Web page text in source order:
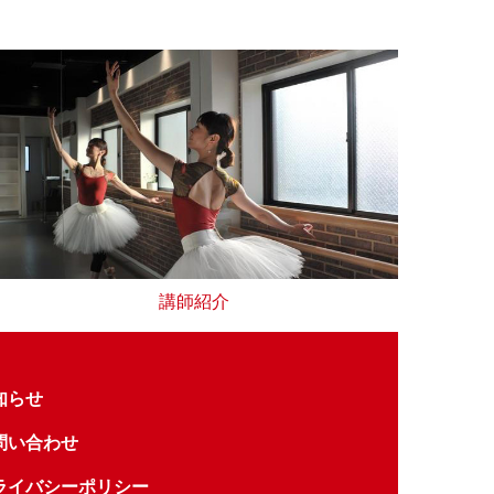
講師紹介
らせ
い合わせ
イバシーポリシー